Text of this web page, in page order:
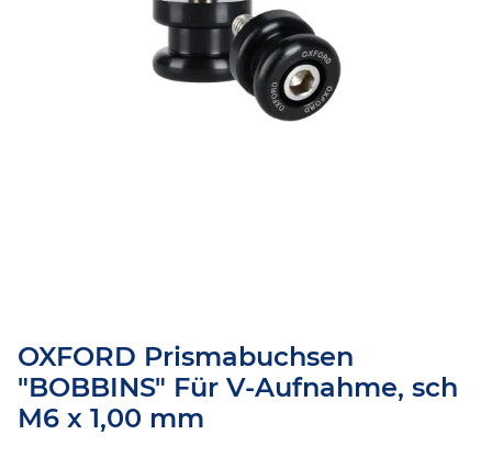
OXFORD Prismabuchsen
"BOBBINS" Für V-Aufnahme, sch
M6 x 1,00 mm